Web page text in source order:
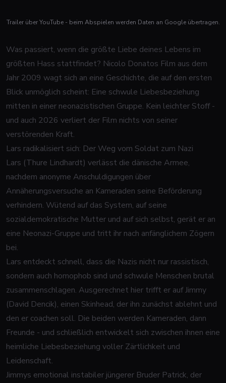
Trailer über YouTube - beim Abspielen werden Daten an Google übertragen.
Was passiert, wenn die größte Liebe deines Lebens im
größten Hass stattfindet? Nicolo Donatos Film aus dem
Jahr 2009 wagt sich an eine Geschichte, die auf den ersten
Blick unmöglich scheint: Eine schwule Liebesbeziehung
mitten in einer neonazistischen Gruppe. Kein leichter Stoff -
und auch 2026 verliert der Film nichts von seiner
verstörenden Kraft.
Lars radikalisiert sich: Der Weg vom Soldat zum Nazi
Lars (Thure Lindhardt) verlässt die dänische Armee,
nachdem anonyme Anschuldigungen über
Annäherungsversuche an Kameraden seine Beförderung
verhindern. Wütend auf das System, auf seine
sozialdemokratische Mutter und auf sich selbst, gerät er an
eine Neonazi-Gruppe und tritt ihr nach anfänglichem Zögern
bei.
Lars entdeckt schnell, dass die Nazis nicht nur rassistisch,
sondern auch homophob sind und schwule Menschen brutal
zusammenschlagen. Ausgerechnet hier trifft er auf Jimmy
(David Dencik), einen Skinhead, der ihn zunächst ablehnt und
den er coachen soll. Die beiden werden Kameraden, dann
Freunde - und schließlich entwickelt sich zwischen ihnen eine
heimliche Liebesbeziehung voller Zärtlichkeit und
Leidenschaft.
Jimmys emotional instabiler jüngerer Bruder Patrick, der